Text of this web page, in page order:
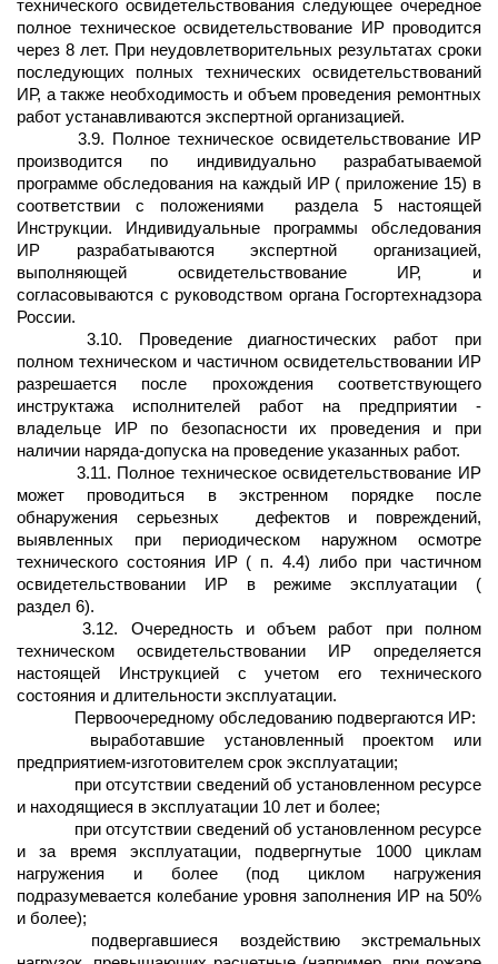
технического освидетельствования следующее очередное
полное техническое освидетельствование ИР проводится
через 8 лет. При неудовлетворительных результатах сроки
последующих полных технических освидетельствований
ИР, а также необходимость и объем проведения ремонтных
работ устанавливаются экспертной организацией.
3.9. Полное техническое освидетельствование ИР
производится по индивидуально разрабатываемой
программе обследования на каждый ИР ( приложение 15) в
соответствии с положениями
раздела 5 настоящей
Инструкции. Индивидуальные программы обследования
ИР разрабатываются экспертной организацией,
выполняющей освидетельствование ИР, и
согласовываются с руководством органа Госгортехнадзора
России.
3.10. Проведение диагностических работ при
полном техническом и частичном освидетельствовании ИР
разрешается после прохождения соответствующего
инструктажа исполнителей работ на предприятии -
владельце ИР по безопасности их проведения и при
наличии наряда-допуска на проведение указанных работ.
3.11. Полное техническое освидетельствование ИР
может проводиться в экстренном порядке после
обнаружения серьезных
дефектов и повреждений,
выявленных при периодическом наружном осмотре
технического состояния ИР ( п. 4.4) либо при частичном
освидетельствовании ИР в режиме эксплуатации (
раздел 6).
3.12. Очередность и объем работ при полном
техническом освидетельствовании ИР определяется
настоящей Инструкцией с учетом его технического
состояния и длительности эксплуатации.
Первоочередному обследованию подвергаются ИР:
выработавшие установленный проектом или
предприятием-изготовителем срок эксплуатации;
при отсутствии сведений об установленном ресурсе
и находящиеся в эксплуатации 10 лет и более;
при отсутствии сведений об установленном ресурсе
и за время эксплуатации, подвергнутые 1000 циклам
нагружения и более (под циклом нагружения
подразумевается колебание уровня заполнения ИР на 50%
и более);
подвергавшиеся воздействию экстремальных